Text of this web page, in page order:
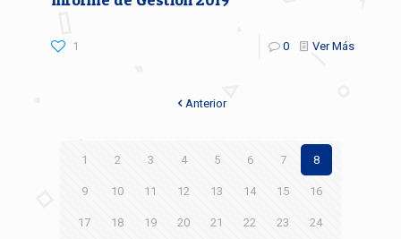
1 0 Ver Más
Anterior
1 2 3 4 5 6 7 8
9 10 11 12 13 14 15 16
17 18 19 20 21 22 23 24